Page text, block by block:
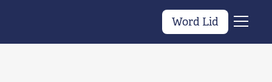
Word Lid Menu